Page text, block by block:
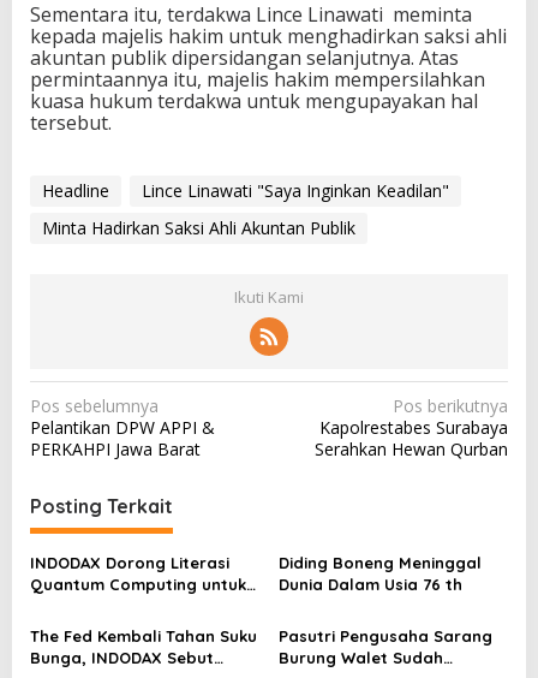
Sementara itu, terdakwa Lince Linawati meminta
kepada majelis hakim untuk menghadirkan saksi ahli
akuntan publik dipersidangan selanjutnya. Atas
permintaannya itu, majelis hakim mempersilahkan
kuasa hukum terdakwa untuk mengupayakan hal
tersebut.
Headline
Lince Linawati "Saya Inginkan Keadilan"
Minta Hadirkan Saksi Ahli Akuntan Publik
Ikuti Kami
N
a
i
g
a
s
i
Pos sebelumnya
Pelantikan DPW APPI &
PERKAHPI Jawa Barat
Pos berikutnya
Kapolrestabes Surabaya
Serahkan Hewan Qurban
Posting Terkait
INDODAX Dorong Literasi
Quantum Computing untuk
Blockchain
Diding Boneng Meninggal
Dunia Dalam Usia 76 th
The Fed Kembali Tahan Suku
Bunga, INDODAX Sebut
Pasutri Pengusaha Sarang
Burung Walet Sudah